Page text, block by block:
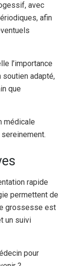
avec
afin
l’importance
soutien adapté,
que
médicale
rapide
permettent de
grossesse est
un suivi
pour